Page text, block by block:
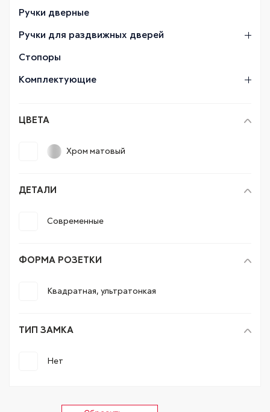
Ручки дверные
Ручки для раздвижных дверей
Стопоры
Комплектующие
ЦВЕТА
Хром матовый
ДЕТАЛИ
Современные
ФОРМА РОЗЕТКИ
Квадратная, ультратонкая
ТИП ЗАМКА
Нет